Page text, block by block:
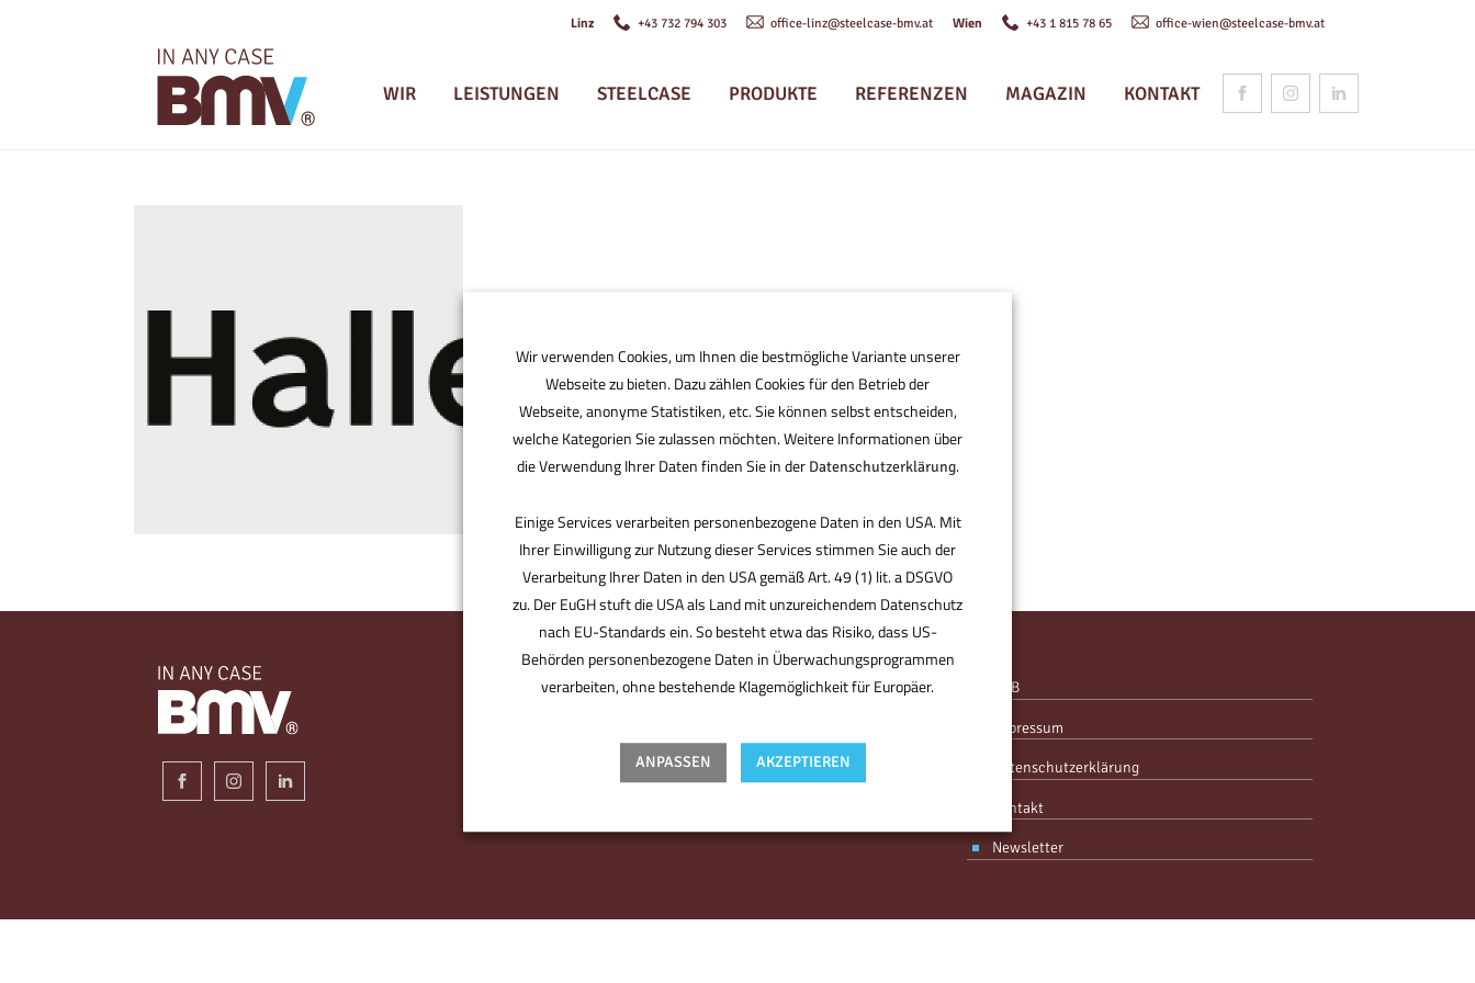
Linz +43 732 794 303 office-linz@steelcase-bmv.at Wien +43 1 815 78 65 office-wien@steelcase-bmv.at
WIR LEISTUNGEN STEELCASE PRODUKTE REFERENZEN MAGAZIN KONTAKT
BMV ist der Bürodesigner. Der Partner für den
perfekten Standort. Derjenige, der Sie optimal
von Anfang an. Ohne Kompromisse, aber mit Know-
how, Designgefühl und Erfahrung. Ihr Partner, mit
Spaß an der Arbeit.
AGB
Impressum
Datenschutzerklärung
Kontakt
Newsletter
Wir verwenden Cookies, um Ihnen die bestmögliche Variante unserer
Webseite zu bieten. Dazu zählen Cookies für den Betrieb der
Webseite, anonyme Statistiken, etc. Sie können selbst entscheiden,
welche Kategorien Sie zulassen möchten. Weitere Informationen über
die Verwendung Ihrer Daten finden Sie in der Datenschutzerklärung.
Einige Services verarbeiten personenbezogene Daten in den USA. Mit
Ihrer Einwilligung zur Nutzung dieser Services stimmen Sie auch der
Verarbeitung Ihrer Daten in den USA gemäß Art. 49 (1) lit. a DSGVO
zu. Der EuGH stuft die USA als Land mit unzureichendem Datenschutz
nach EU-Standards ein. So besteht etwa das Risiko, dass US-
Behörden personenbezogene Daten in Überwachungsprogrammen
verarbeiten, ohne bestehende Klagemöglichkeit für Europäer.
ANPASSEN AKZEPTIEREN